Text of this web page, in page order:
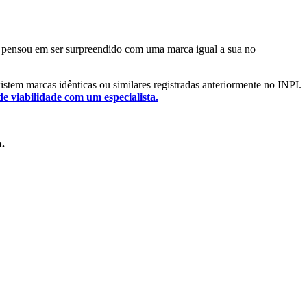
em ser surpreendido com uma marca igual a sua no
marcas idênticas ou similares registradas anteriormente no INPI.
viabilidade com um especialista.